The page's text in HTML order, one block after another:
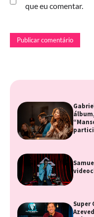
que eu comentar.
Super